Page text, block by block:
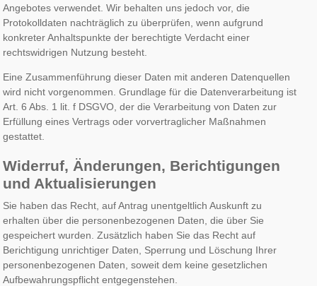
Angebotes verwendet. Wir behalten uns jedoch vor, die
Protokolldaten nachträglich zu überprüfen, wenn aufgrund
konkreter Anhaltspunkte der berechtigte Verdacht einer
rechtswidrigen Nutzung besteht.
Eine Zusammenführung dieser Daten mit anderen Datenquellen
wird nicht vorgenommen. Grundlage für die Datenverarbeitung ist
Art. 6 Abs. 1 lit. f DSGVO, der die Verarbeitung von Daten zur
Erfüllung eines Vertrags oder vorvertraglicher Maßnahmen
gestattet.
Widerruf, Änderungen, Berichtigungen
und Aktualisierungen
Sie haben das Recht, auf Antrag unentgeltlich Auskunft zu
erhalten über die personenbezogenen Daten, die über Sie
gespeichert wurden. Zusätzlich haben Sie das Recht auf
Berichtigung unrichtiger Daten, Sperrung und Löschung Ihrer
personenbezogenen Daten, soweit dem keine gesetzlichen
Aufbewahrungspflicht entgegenstehen.